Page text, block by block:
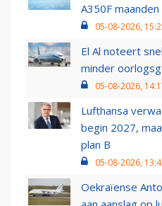
A350F
05-08-2026,
El Al noteert
minder
05-08-2026,
Lufthansa
begin 2027,
plan B
05-08-2026,
Oekraïense